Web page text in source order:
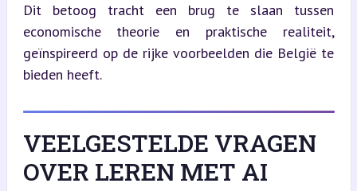
Dit betoog tracht een brug te slaan tussen
economische theorie en praktische realiteit,
geïnspireerd op de rijke voorbeelden die België te
bieden heeft.
VEELGESTELDE VRAGEN
OVER LEREN MET AI